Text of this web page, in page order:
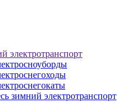
электротранспорт
зимний электротранспорт